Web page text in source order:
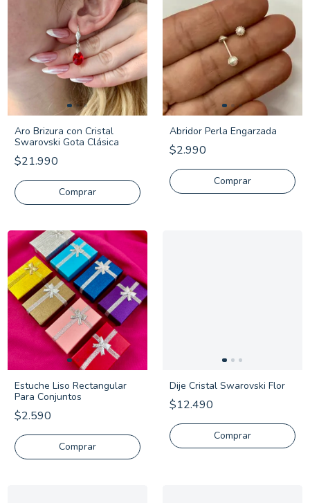
Aro Brizura con Cristal
Swarovski Gota Clásica
$21.990
Abridor Perla Engarzada
$2.990
Comprar
Estuche Liso Rectangular
Para Conjuntos
$2.590
Comprar
Dije Cristal Swarovski Flor
$12.490